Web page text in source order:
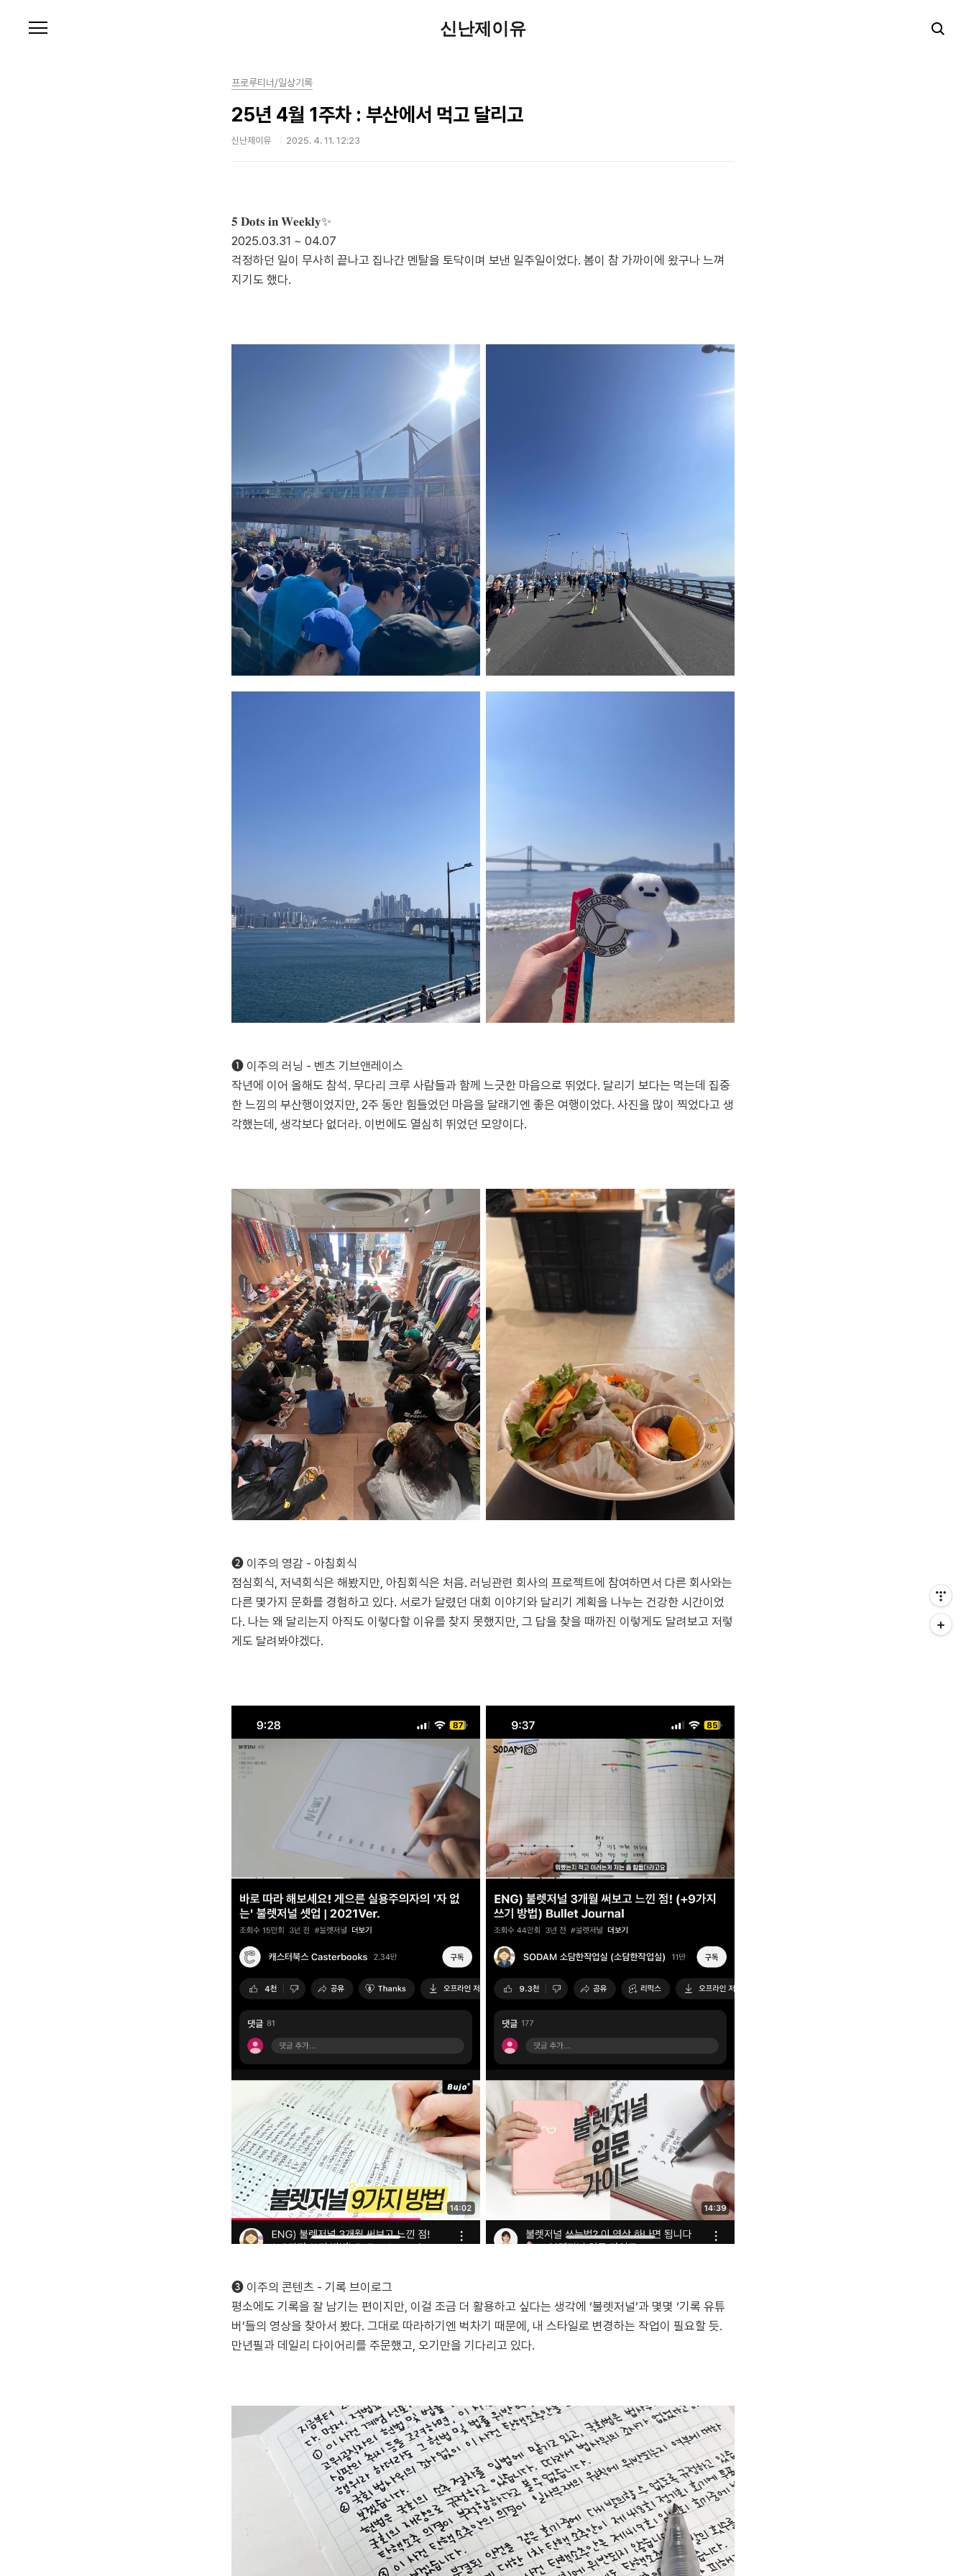
신난제이유
프로루티너/일상기록
25년 4월 1주차 : 부산에서 먹고 달리고
신난제이유 2025. 4. 11. 12:23
𝟓 𝐃𝐨𝐭𝐬 𝐢𝐧 𝐖𝐞𝐞𝐤𝐥𝐲✨
2025.03.31 ~ 04.07
걱정하던 일이 무사히 끝나고 집나간 멘탈을 토닥이며 보낸 일주일이었다. 봄이 참 가까이에 왔구나 느껴
지기도 했다.
➊ 이주의 러닝 - 벤츠 기브앤레이스
작년에 이어 올해도 참석. 무다리 크루 사람들과 함께 느긋한 마음으로 뛰었다. 달리기 보다는 먹는데 집중
한 느낌의 부산행이었지만, 2주 동안 힘들었던 마음을 달래기엔 좋은 여행이었다. 사진을 많이 찍었다고 생
각했는데, 생각보다 없더라. 이번에도 열심히 뛰었던 모양이다.
➋ 이주의 영감 - 아침회식
점심회식, 저녁회식은 해봤지만, 아침회식은 처음. 러닝관련 회사의 프로젝트에 참여하면서 다른 회사와는
다른 몇가지 문화를 경험하고 있다. 서로가 달렸던 대회 이야기와 달리기 계획을 나누는 건강한 시간이었
다. 나는 왜 달리는지 아직도 이렇다할 이유를 찾지 못했지만, 그 답을 찾을 때까진 이렇게도 달려보고 저렇
게도 달려봐야겠다.
➌ 이주의 콘텐츠 - 기록 브이로그
평소에도 기록을 잘 남기는 편이지만, 이걸 조금 더 활용하고 싶다는 생각에 ‘불렛저널’과 몇몇 ‘기록 유튜
버’들의 영상을 찾아서 봤다. 그대로 따라하기엔 벅차기 때문에, 내 스타일로 변경하는 작업이 필요할 듯.
만년필과 데일리 다이어리를 주문했고, 오기만을 기다리고 있다.